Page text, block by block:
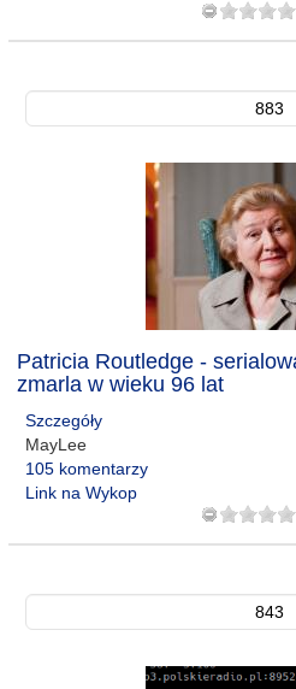
883
Patricia Routledge -
zmarla w wieku 96 lat
Szczegóły
MayLee
105 komentarzy
Link na Wykop
843